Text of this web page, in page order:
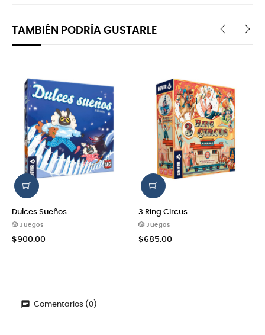
TAMBIÉN PODRÍA GUSTARLE
Dulces Sueños
🎲 Juegos
$900.00
3 Ring Circus
🎲 Juegos
$685.00
Comentarios (0)